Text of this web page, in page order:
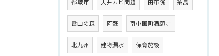
都城市 天井カビ問題 由布院 糸島
雷山の森 阿蘇 南小国町満願寺
北九州 建物漏水 保育施設